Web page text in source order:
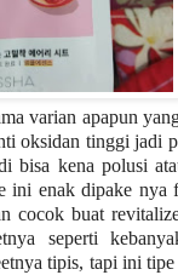
varian apapun
oksidan tinggi jadi
bisa kena polusi
ini enak dipake nya
cocok buat
seperti
tipis, tapi ini tipe